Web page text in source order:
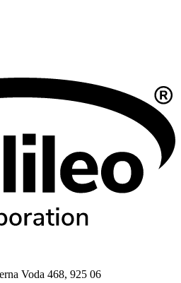
Voda 468, 925 06